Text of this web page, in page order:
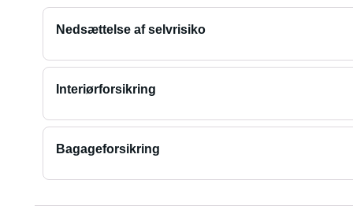
Nedsættelse af selvrisiko
Interiørforsikring
Bagageforsikring